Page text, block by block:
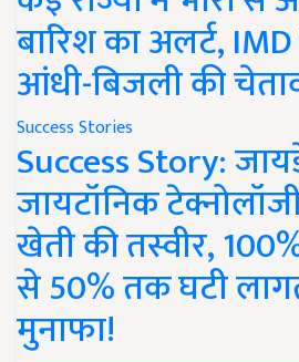
बारिश का अलर्ट,
आंधी-बिजली की
Success Stories
Success Story:
जायटॉनिक
खेती की तस्वीर,
से 50% तक घटी
मुनाफा!